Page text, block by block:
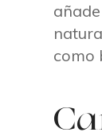
como